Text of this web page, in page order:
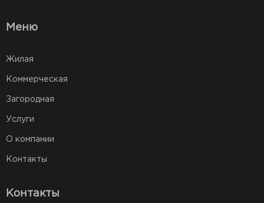
Меню
Жилая
Коммерческая
Загородная
Услуги
О компании
Контакты
Контакты